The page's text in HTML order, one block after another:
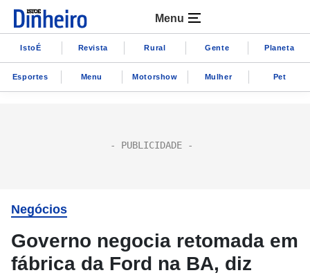
Menu
IstoÉ Revista Rural Gente Planeta
Esportes Menu Motorshow Mulher Pet
Negócios
Governo negocia retomada em
fábrica da Ford na BA, diz